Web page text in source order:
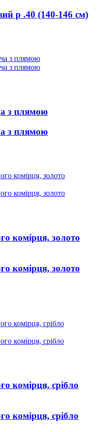
р .40 (140-146 см)
з плямою
з плямою
комірця, золото
комірця, золото
комірця, срібло
комірця, срібло